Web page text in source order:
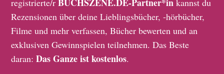
Rezensionen über deine Lieblingsbücher, -hörbücher,
Filme und mehr verfassen, Bücher bewerten und an
exklusiven Gewinnspielen teilnehmen. Das Beste
daran:Das Ganze ist kostenlos.